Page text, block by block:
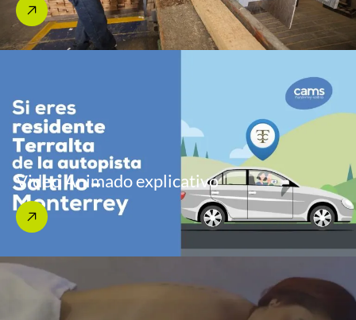
Video Animado explicativo